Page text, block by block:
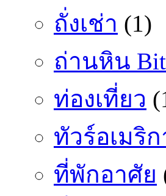
ถั่งเช่า (1)
ถ่านหิน
ท่องเที่ยว
ทัวร์อเมริก
ที่พักอาศัย